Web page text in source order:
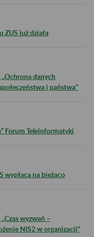
ZUS już działa
danych
i państwa”
Forum Teleinformatyki
wypłaca na bieżąco
wyzwań –
NIS2 w organizacji"